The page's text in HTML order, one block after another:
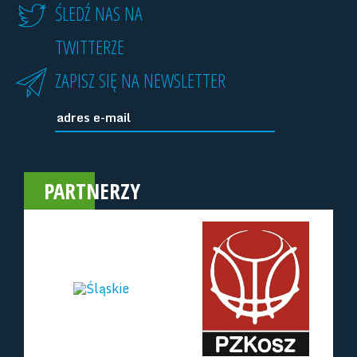
ŚLEDŹ NAS NA
TWITTERZE
ZAPISZ SIĘ NA NEWSLETTER
PARTNERZY